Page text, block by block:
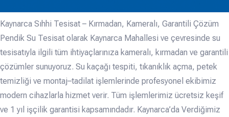
Kaynarca Sıhhi Tesisat – Kırmadan, Kameralı, Garantili Çözüm
Pendik Su Tesisat olarak Kaynarca Mahallesi ve çevresinde su
tesisatıyla ilgili tüm ihtiyaçlarınıza kameralı, kırmadan ve garantili
çözümler sunuyoruz. Su kaçağı tespiti, tıkanıklık açma, petek
temizliği ve montaj–tadilat işlemlerinde profesyonel ekibimiz
modern cihazlarla hizmet verir. Tüm işlemlerimiz ücretsiz keşif
ve 1 yıl işçilik garantisi kapsamındadır. Kaynarca’da Verdiğimiz